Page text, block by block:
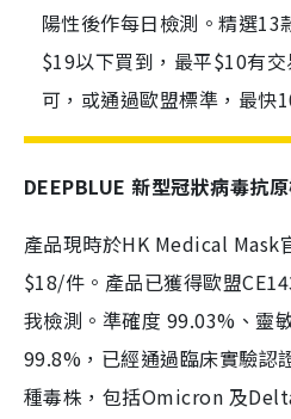
陽性後作每日檢測。精選13
$19以下買到，最平$10有
可，或通過歐盟標準，最快
DEEPBLUE 新型冠狀病毒抗
產品現時於HK Medical Mask
$18/件。產品已獲得歐盟
我檢測。準確度 99.03%、靈
99.8%，已經通過臨床實驗認
種毒株，包括Omicron 及